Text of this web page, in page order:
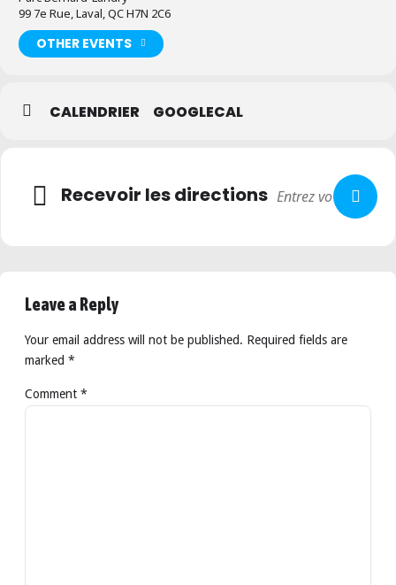
99 7e Rue, Laval, QC H7N 2C6
OTHER EVENTS
CALENDRIER GOOGLECAL
Recevoir les directions
Leave a Reply
Your email address will not be published. Required fields are
marked *
Comment *